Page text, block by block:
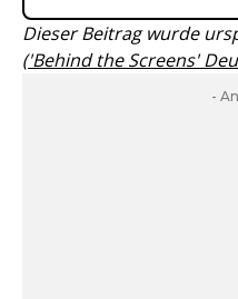
Dieser Beitrag wurde
('Behind the Screens'
-